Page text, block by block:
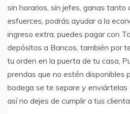
sin horarios, sin jefes, ganas tanto
esfuerces, podrás ayudar a la
ingreso extra, puedes pagar con
depósitos a Bancos, también por
tu orden en la puerta de tu casa,
prendas que no estén disponibles
bodega se te separe y enviártelas
así no dejes de cumplir a tus